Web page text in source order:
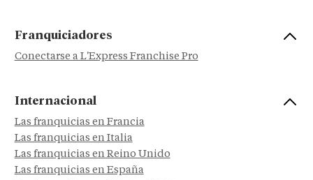
Franquiciadores
Conectarse a L'Express Franchise Pro
Internacional
Las franquicias en Francia
Las franquicias en Italia
Las franquicias en Reino Unido
Las franquicias en España